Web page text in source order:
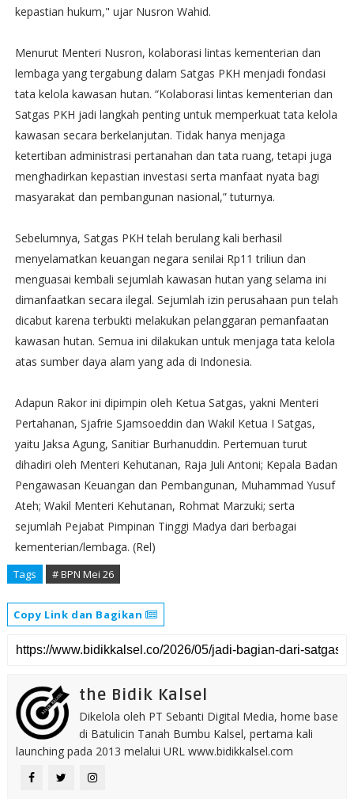
kepastian hukum," ujar Nusron Wahid.
Menurut Menteri Nusron, kolaborasi lintas kementerian dan
lembaga yang tergabung dalam Satgas PKH menjadi fondasi
tata kelola kawasan hutan. “Kolaborasi lintas kementerian dan
Satgas PKH jadi langkah penting untuk memperkuat tata kelola
kawasan secara berkelanjutan. Tidak hanya menjaga
ketertiban administrasi pertanahan dan tata ruang, tetapi juga
menghadirkan kepastian investasi serta manfaat nyata bagi
masyarakat dan pembangunan nasional,” tuturnya.
Sebelumnya, Satgas PKH telah berulang kali berhasil
menyelamatkan keuangan negara senilai Rp11 triliun dan
menguasai kembali sejumlah kawasan hutan yang selama ini
dimanfaatkan secara ilegal. Sejumlah izin perusahaan pun telah
dicabut karena terbukti melakukan pelanggaran pemanfaatan
kawasan hutan. Semua ini dilakukan untuk menjaga tata kelola
atas sumber daya alam yang ada di Indonesia.
Adapun Rakor ini dipimpin oleh Ketua Satgas, yakni Menteri
Pertahanan, Sjafrie Sjamsoeddin dan Wakil Ketua I Satgas,
yaitu Jaksa Agung, Sanitiar Burhanuddin. Pertemuan turut
dihadiri oleh Menteri Kehutanan, Raja Juli Antoni; Kepala Badan
Pengawasan Keuangan dan Pembangunan, Muhammad Yusuf
Ateh; Wakil Menteri Kehutanan, Rohmat Marzuki; serta
sejumlah Pejabat Pimpinan Tinggi Madya dari berbagai
kementerian/lembaga. (Rel)
Tags # BPN Mei 26
Copy Link dan Bagikan
the Bidik Kalsel
Dikelola oleh PT Sebanti Digital Media, home base
di Batulicin Tanah Bumbu Kalsel, pertama kali
launching pada 2013 melalui URL www.bidikkalsel.com